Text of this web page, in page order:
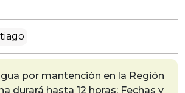
por mantención en la Región
durará hasta 12 horas: Fechas y